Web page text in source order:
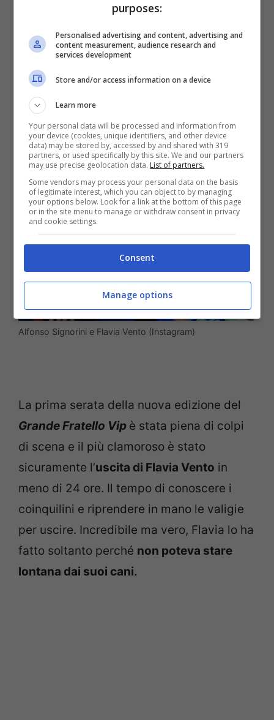
GFV, Flavia Vento
preferisce i cani al
programma
Alfonso Signorini e Flavia Vento (Instagram)
La prima serata della nuova edizione del
Grande Fratello Vip è stata piena di colpi
di scena e il più clamoroso è stato
sicuramente l’uscita di Flavia Vento in
meno di 24 ore. Il tempo di conoscere i
coinquilini e riprendere in mano le valigie
per uscire. Incredibile ma vero, Flavia lo ha
fatto soltanto perché non poteva stare
lontana dai suoi cani.
purposes:
Personalised advertising and content, advertising and
content measurement, audience research and
services development
Store and/or access information on a device
Learn more
Your personal data will be processed and information from
your device (cookies, unique identifiers, and other device
data) may be stored by, accessed by and shared with 319
partners, or used specifically by this site. We and our partners
may use precise geolocation data. List of partners.
Some vendors may process your personal data on the basis
of legitimate interest, which you can object to by managing
your options below. Look for a link at the bottom of this page
or in the site menu to manage or withdraw consent in privacy
and cookie settings.
Consent
Manage options